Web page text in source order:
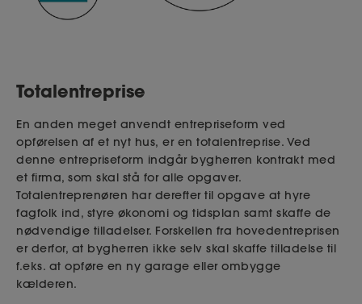
Totalentreprise
En anden meget anvendt entrepriseform ved
opførelsen af et nyt hus, er en totalentreprise. Ved
denne entrepriseform indgår bygherren kontrakt med
et firma, som skal stå for alle opgaver.
Totalentreprenøren har derefter til opgave at hyre
fagfolk ind, styre økonomi og tidsplan samt skaffe de
nødvendige tilladelser. Forskellen fra hovedentreprisen
er derfor, at bygherren ikke selv skal skaffe tilladelse til
f.eks. at opføre en ny garage eller ombygge
kælderen.